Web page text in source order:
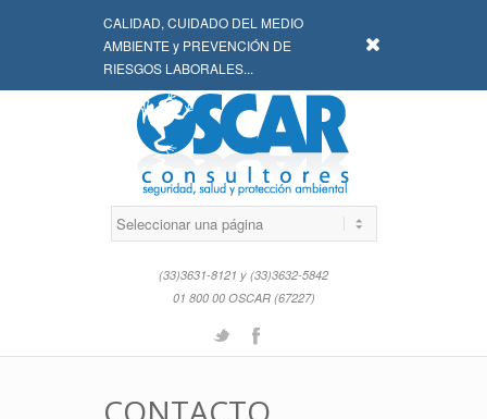
CALIDAD, CUIDADO DEL MEDIO
AMBIENTE y PREVENCIÓN DE
RIESGOS LABORALES...
(33)3631-8121 y (33)3632-5842
01 800 00 OSCAR (67227)
Twitter